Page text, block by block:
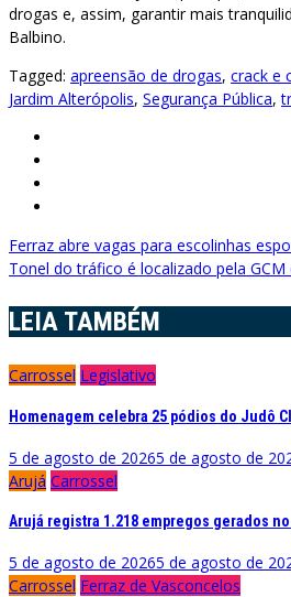
drogas e, assim, garantir mais
Balbino.
Tagged: apreensão de drogas, crack e
Jardim Alterópolis, Segurança Pública,
Navegação
de
Post
Ferraz abre vagas para escolinhas
Tonel do tráfico é localizado pela
LEIA TAMBÉM
Carrossel Legislativo
Homenagem celebra 25 pódios do Judô
5 de agosto de 20265 de agosto de
Arujá Carrossel
Arujá registra 1.218 empregos gerados
5 de agosto de 20265 de agosto de
Carrossel Ferraz de Vasconcelos